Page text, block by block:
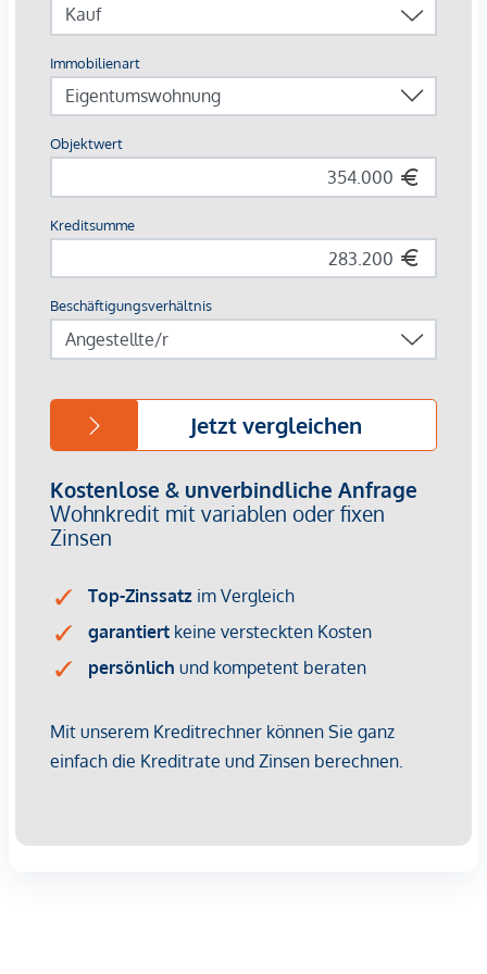
Wohneinheiten mit zum Beispiel fünf Zimmern möglich. Die
gehobene Ausstattung der Wohnungen erfüllt höchste
Ansprüche.
Die Lage an der Brünner Straße 114 vereint die Vorzüge des
Stadtlebens mit dem Genuss zahlreicher umliegender
Erholungsgebiete, wie dem Marchfeldkanal, der Donauinsel
und der alten Donau. Die umliegende Versorgung ist
außergewöhnlich gut und es besteht eine exzellente
öffentliche Verkehrsanbindung - mit welcher das Wiener
Stadtzentrum innerhalb kurzer Zeit erreichbar ist.
DIE WOHNUNG IM DETAIL:
Im 2. Obergeschoß liegt diese straßenabgewandte,
Wohnnutzfläche von 54,46 m². Den zentralen Mittelpunkt
der Wohnung bildet die helle Wohnküche, diese ist direkt
besonderes Highlight ist das geräumige Schlafzimmer mit
eigenem Schrankraum. Das moderne Bad mit Dusche und
Waschmaschinenanschluss sowie ein getrenntes WC mit
ganzjährig angenehm temperiertes Raumklima sorgen die
Bauteilaktivierung und die funkgesteuerte, elektrische
Außenbeschattung. Ergänzt wird der Wohnkomfort durch
Ein Garagenstellplatz kann, je nach Verfügbarkeit, optional
zugewiesen.